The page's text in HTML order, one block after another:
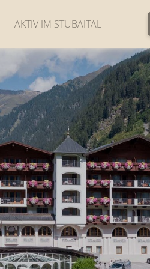
AKTIV IM STUBAITAL
Aktivitäten im Sommer
Die Stubai Super Card
Wandern & Biken
Naturschauplätze
Skifahren
Langlaufen, Rodeln &
mehr
Sehenswertes in der
Nähe